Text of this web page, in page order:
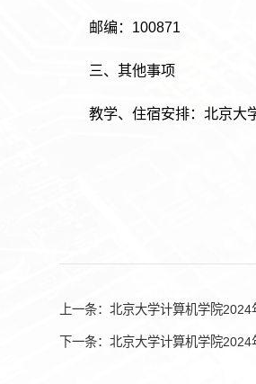
邮编：100871
三、其他事项
教学、住宿安排：北京大
上一条：北京大学计算机学院2024
下一条：北京大学计算机学院2024